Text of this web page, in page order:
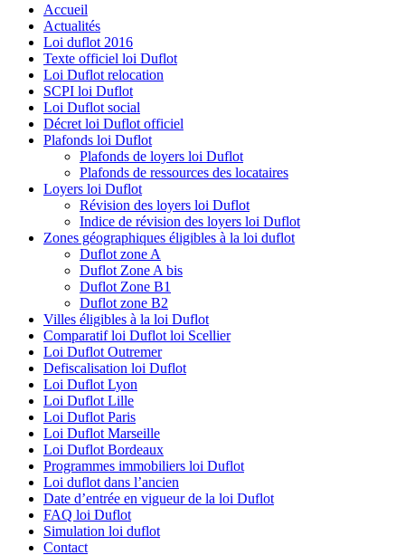
Accueil
Actualités
Loi duflot 2016
Texte officiel loi Duflot
Loi Duflot relocation
SCPI loi Duflot
Loi Duflot social
Décret loi Duflot officiel
Plafonds loi Duflot
Plafonds de loyers loi Duflot
Plafonds de ressources des locataires
Loyers loi Duflot
Révision des loyers loi Duflot
Indice de révision des loyers loi Duflot
Zones géographiques éligibles à la loi duflot
Duflot zone A
Duflot Zone A bis
Duflot Zone B1
Duflot zone B2
Villes éligibles à la loi Duflot
Comparatif loi Duflot loi Scellier
Loi Duflot Outremer
Defiscalisation loi Duflot
Loi Duflot Lyon
Loi Duflot Lille
Loi Duflot Paris
Loi Duflot Marseille
Loi Duflot Bordeaux
Programmes immobiliers loi Duflot
Loi duflot dans l’ancien
Date d’entrée en vigueur de la loi Duflot
FAQ loi Duflot
Simulation loi duflot
Contact